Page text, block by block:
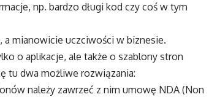
np. bardzo długi kod czy coś w tym
a mianowicie uczciwości w biznesie.
o aplikacje, ale także o szablony stron
tu dwa możliwe rozwiązania:
należy zawrzeć z nim umowę NDA (Non